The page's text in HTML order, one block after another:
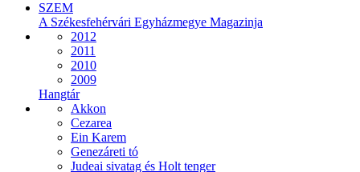
SZEM
A Székesfehérvári Egyházmegye Magazinja
2012
2011
2010
2009
Hangtár
Akkon
Cezarea
Ein Karem
Genezáreti tó
Judeai sivatag és Holt tenger